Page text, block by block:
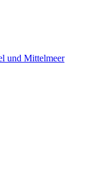
und Mittelmeer